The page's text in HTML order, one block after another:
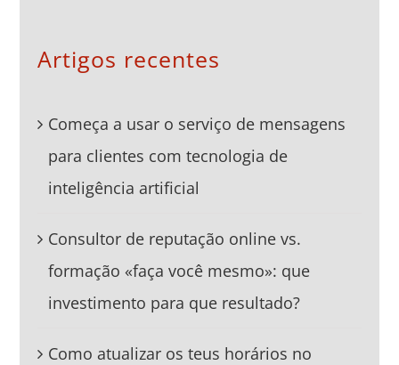
Artigos recentes
Começa a usar o serviço de mensagens
para clientes com tecnologia de
inteligência artificial
Consultor de reputação online vs.
formação «faça você mesmo»: que
investimento para que resultado?
Como atualizar os teus horários no